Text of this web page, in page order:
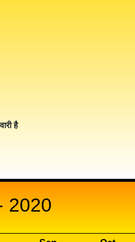
है
2020